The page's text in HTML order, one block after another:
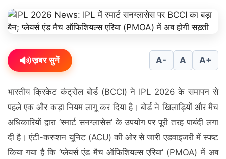
ख़बर सुनें A- A A+
भारतीय क्रिकेट कंट्रोल बोर्ड (BCCI) ने IPL 2026 के समापन से
पहले एक और कड़ा नियम लागू कर दिया है। बोर्ड ने खिलाड़ियों और मैच
अधिकारियों द्वारा ‘स्मार्ट सनग्लासेस’ के उपयोग पर पूरी तरह पाबंदी लगा
दी है। एंटी-करप्शन यूनिट (ACU) की ओर से जारी एडवाइजरी में स्पष्ट
किया गया है कि ‘प्लेयर्स एंड मैच ऑफिशियल्स एरिया’ (PMOA) में अब